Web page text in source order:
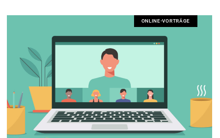
ONLINE-VORTRÄGE